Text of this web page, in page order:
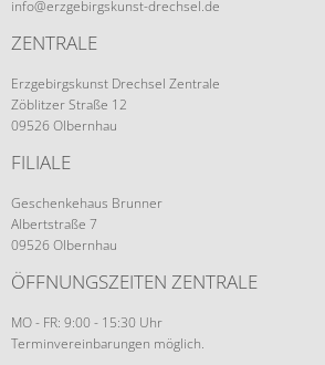
info@erzgebirgskunst-drechsel.de
ZENTRALE
Erzgebirgskunst Drechsel Zentrale
Zöblitzer Straße 12
09526 Olbernhau
FILIALE
Geschenkehaus Brunner
Albertstraße 7
09526 Olbernhau
ÖFFNUNGSZEITEN ZENTRALE
MO - FR: 9:00 - 15:30 Uhr
Terminvereinbarungen möglich.